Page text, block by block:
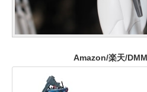
Amazon/楽天/